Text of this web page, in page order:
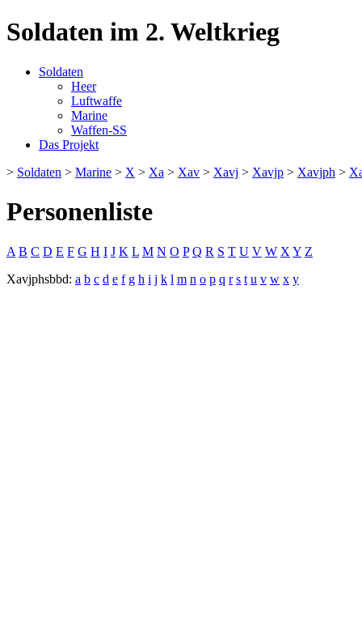
Soldaten im 2. Weltkrieg
Soldaten
Heer
Luftwaffe
Marine
Waffen-SS
Das Projekt
> Soldaten > Marine > X > Xa > Xav > Xavj > Xavjp > Xavjph >
Personenliste
A B C D E F G H I J K L M N O P Q R S T U V W X Y Z
Xavjphsbbd: a b c d e f g h i j k l m n o p q r s t u v w x y